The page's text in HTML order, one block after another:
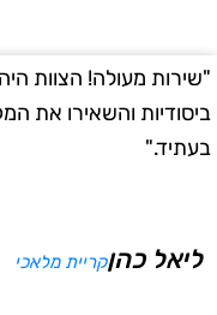
מעולה! הצוות
והשאירו את
ליאל כהןקריית מלאכי